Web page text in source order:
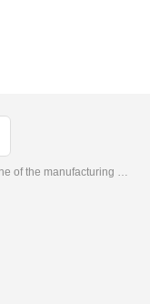
Development, design, production and sales in one of the manufacturing enterprises